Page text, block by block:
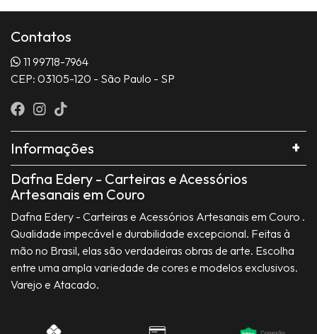
Contatos
11 99718-7964
CEP: 03105-120 - São Paulo - SP
Informações
Dafna Edery - Carteiras e Acessórios
Artesanais em Couro
Dafna Edery - Carteiras e Acessórios Artesanais em Couro .
Qualidade impecável e durabilidade excepcional. Feitas à
mão no Brasil, elas são verdadeiras obras de arte. Escolha
entre uma ampla variedade de cores e modelos exclusivos.
Varejo e Atacado.